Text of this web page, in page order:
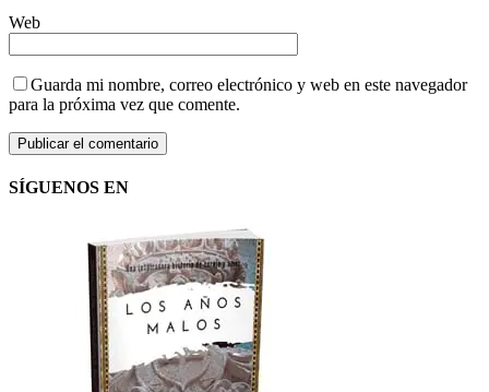
Web
Guarda mi nombre, correo electrónico y web en este navegador
para la próxima vez que comente.
SÍGUENOS EN